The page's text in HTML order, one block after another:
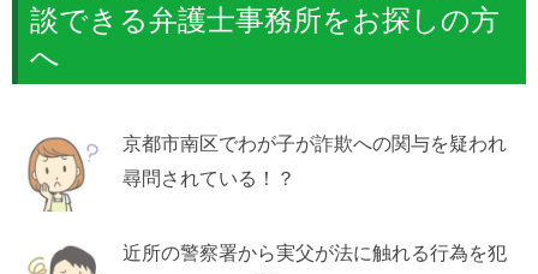
談できる弁護士事務所をお探しの方
へ
京都市南区でわが子が詐欺への関与を疑われ
尋問されている！？
近所の警察署から実父が法に触れる行為を犯